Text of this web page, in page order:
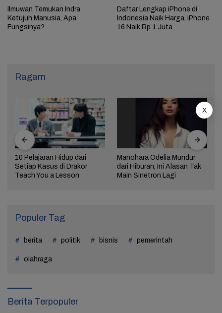
Ilmuwan Temukan Indra
Ketujuh Manusia, Apa
Fungsinya?
Daftar Lengkap iPhone di
Indonesia Naik Harga, iPhone
16 Naik Rp 1 Juta
Ragam
10 Pelajaran Hidup dari
Setiap Kasus di Drakor
Teach You a Lesson
Manohara Odelia Mundur
dari Hiburan, Ini Alasan Tak
Main Sinetron Lagi
Populer Tag
berita politik bisnis pemerintah
olahraga
Berita Terpopuler
X